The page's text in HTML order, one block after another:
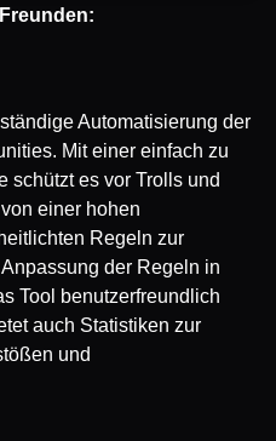
Automatisierung der
Mit einer einfach zu
schützt es vor Trolls und
einer hohen
Regeln zur
der Regeln in
Tool benutzerfreundlich
auch Statistiken zur
und